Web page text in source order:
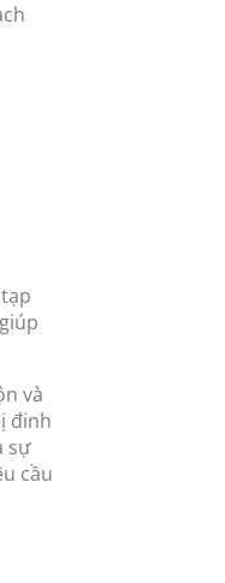
và
đinh
sự
cầu